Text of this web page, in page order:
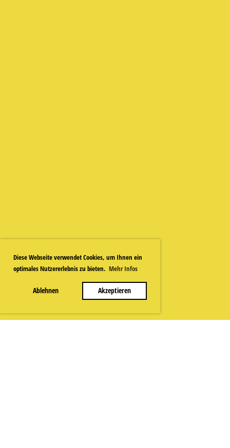
Diese Webseite verwendet Cookies, um Ihnen ein
optimales Nutzererlebnis zu bieten. Mehr Infos
Ablehnen Akzeptieren